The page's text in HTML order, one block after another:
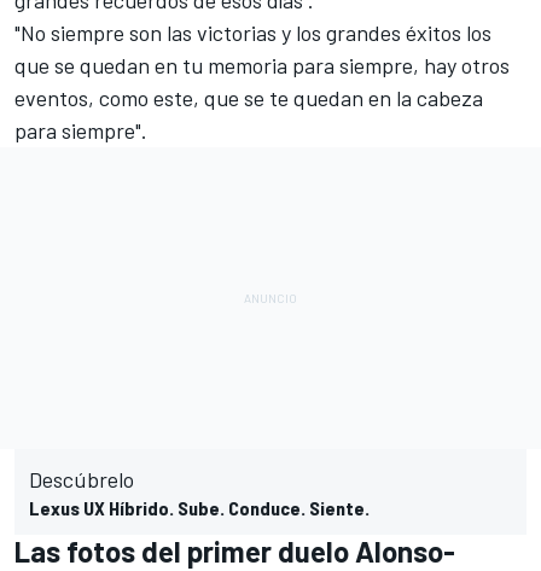
"No siempre son las victorias y los grandes éxitos los
que se quedan en tu memoria para siempre, hay otros
eventos, como este, que se te quedan en la cabeza
para siempre".
Descúbrelo
Lexus UX Híbrido. Sube. Conduce. Siente.
Las fotos del primer duelo Alonso-